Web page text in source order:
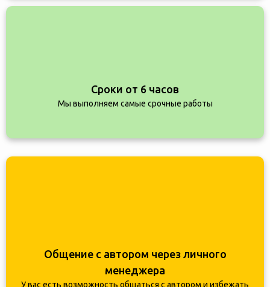
Сроки от 6 часов
Мы выполняем самые срочные работы
Общение с автором через личного
менеджера
У вас есть возможность общаться с автором и избежать